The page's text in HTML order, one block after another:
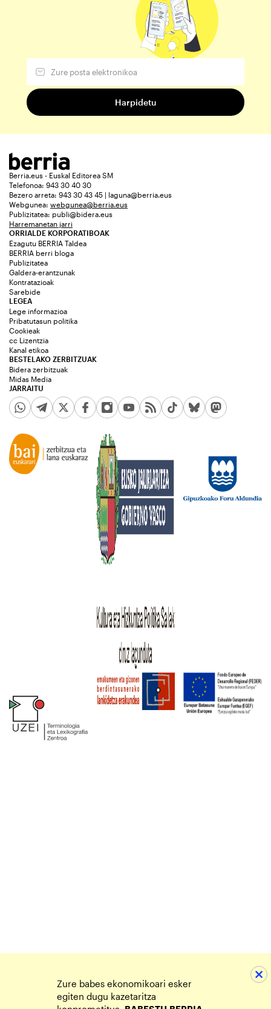
Berria.eus - Euskal Editorea SM
Telefonoa: 943 30 40 30
Bezero arreta: 943 30 43 45 | laguna@berria.eus
Webgunea: webgunea@berria.eus
Publizitatea: publi@bidera.eus
Harremanetan jarri
ORRIALDE KORPORATIBOAK
Ezagutu BERRIA Taldea
BERRIA berri bloga
Publizitatea
Galdera-erantzunak
Kontratazioak
Sarebide
JARRAITU
LEGEA
Lege informazioa
Pribatutasun politika
Cookieak
cc Lizentzia
Kanal etikoa
BESTELAKO ZERBITZUAK
Bidera zerbitzuak
Midas Media
Zure babes ekonomikoari esker
egiten dugu kazetaritza